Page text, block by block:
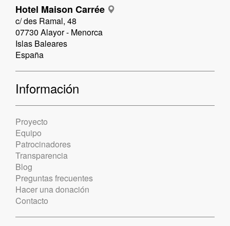
Hotel Maison Carrée
c/ des Ramal, 48
07730 Alayor - Menorca
Islas Baleares
España
Información
Proyecto
Equipo
Patrocinadores
Transparencia
Blog
Preguntas frecuentes
Hacer una donación
Contacto